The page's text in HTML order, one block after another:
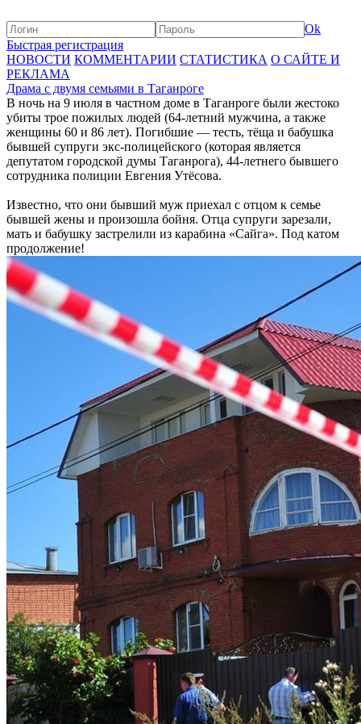
Ok
Быстрая регистрация
НОВОСТИ КОММЕНТАРИИ СТАТИСТИКА О САЙТЕ И
РЕКЛАМА
Драма с двумя семьями в Таганроге
В ночь на 9 июля в частном доме в Таганроге были жестоко
убиты трое пожилых людей (64-летний мужчина, а также
женщины 60 и 86 лет). Погибшие — тесть, тёща и бабушка
бывшей супруги экс-полицейского (которая является
депутатом городской думы Таганрога), 44-летнего бывшего
сотрудника полиции Евгения Утёсова.
Известно, что они бывший муж приехал с отцом к семье
бывшей жены и произошла бойня. Отца супруги зарезали,
мать и бабушку застрелили из карабина «Сайга». Под катом
продолжение!